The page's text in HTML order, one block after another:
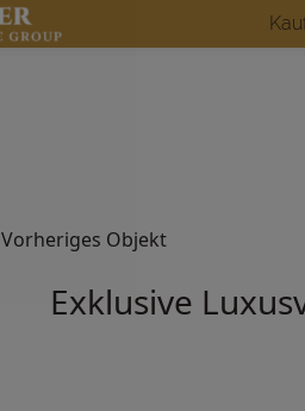
Vorheriges Objekt
Exklusive